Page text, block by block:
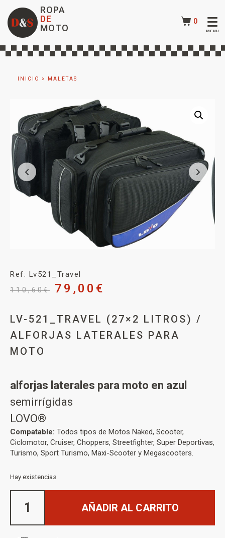
ROPA
DE
MOTO
0
INICIO > MALETAS
Ref: Lv521_Travel
110,60€ 79,00 €
LV-521_TRAVEL (27×2 LITROS) /
ALFORJAS LATERALES PARA
MOTO
alforjas laterales para moto en azul
semirrígidas
LOVO®
Compatable: Todos tipos de Motos Naked, Scooter,
Ciclomotor, Cruiser, Choppers, Streetfighter, Super Deportivas,
Turismo, Sport Turismo, Maxi-Scooter y Megascooters.
Hay existencias
AÑADIR AL CARRITO